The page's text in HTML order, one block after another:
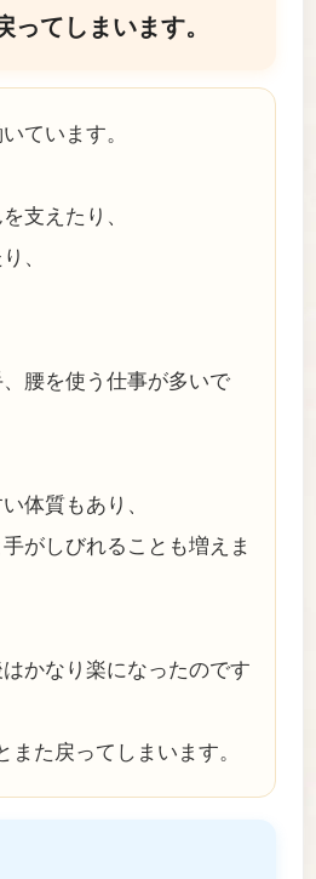
ってしまいます。
ています。
支えたり、
、
腰を使う仕事が多いで
体質もあり、
がしびれることも増えま
かなり楽になったのです
また戻ってしまいます。